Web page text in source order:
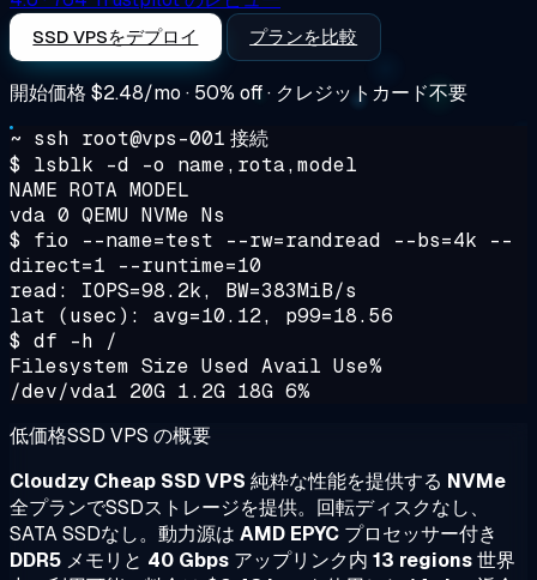
SSD VPSをデプロイ プランを比較
開始価格 $2.48/mo · 50% off · クレジットカード不要
~ ssh root@vps-001 接続
$ lsblk -d -o name,rota,model
NAME ROTA MODEL
vda 0 QEMU NVMe Ns
$ fio --name=test --rw=randread --bs=4k --
direct=1 --runtime=10
read: IOPS=98.2k, BW=383MiB/s
lat (usec): avg=10.12, p99=18.56
$ df -h /
Filesystem Size Used Avail Use%
/dev/vda1 20G 1.2G 18G 6%
低価格SSD VPS の概要
Cloudzy Cheap SSD VPS 純粋な性能を提供する NVMe
全プランでSSDストレージを提供。回転ディスクなし、
SATA SSDなし。動力源は AMD EPYC プロセッサー付き
DDR5 メモリと 40 Gbps アップリンク内 13 regions世界